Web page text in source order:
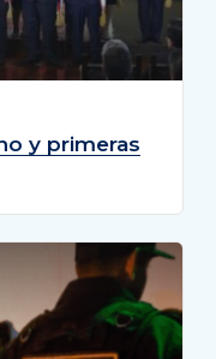
y primeras